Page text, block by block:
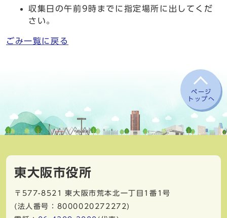
収集日の午前9時までに指定場所に出してくだ
さい。
ごみ一覧に戻る
ページ
トップへ
東大阪市役所
〒577-8521
東大阪市荒本北一丁目1番1号
(法人番号：8000020272272)